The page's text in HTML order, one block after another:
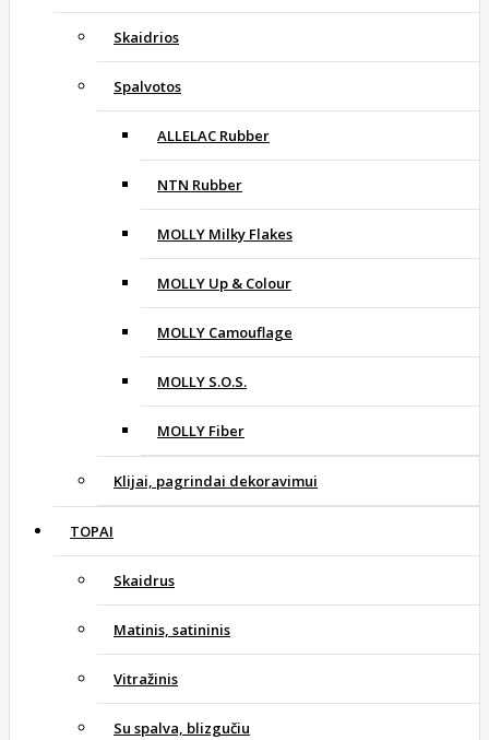
Skaidrios
Spalvotos
ALLELAC Rubber
NTN Rubber
MOLLY Milky Flakes
MOLLY Up & Colour
MOLLY Camouflage
MOLLY S.O.S.
MOLLY Fiber
Klijai, pagrindai dekoravimui
TOPAI
Skaidrus
Matinis, satininis
Vitražinis
Su spalva, blizgučiu